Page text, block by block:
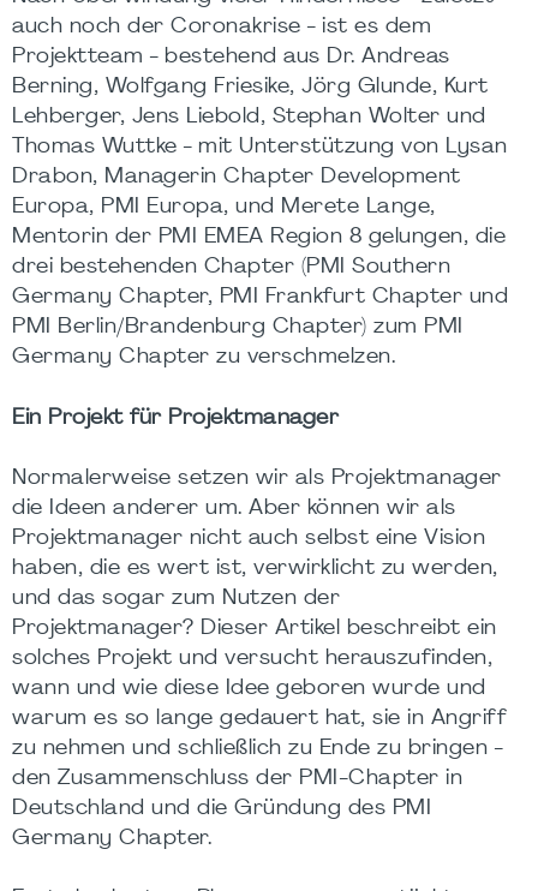
auch noch der Coronakrise - ist es dem
Projektteam - bestehend aus Dr. Andreas
Berning, Wolfgang Friesike, Jörg Glunde, Kurt
Lehberger, Jens Liebold, Stephan Wolter und
Thomas Wuttke - mit Unterstützung von Lysan
Drabon, Managerin Chapter Development
Europa, PMI Europa, und Merete Lange,
Mentorin der PMI EMEA Region 8 gelungen, die
drei bestehenden Chapter (PMI Southern
Germany Chapter, PMI Frankfurt Chapter und
PMI Berlin/Brandenburg Chapter) zum PMI
Germany Chapter zu verschmelzen.
Ein Projekt für Projektmanager
Normalerweise setzen wir als Projektmanager
die Ideen anderer um. Aber können wir als
Projektmanager nicht auch selbst eine Vision
haben, die es wert ist, verwirklicht zu werden,
und das sogar zum Nutzen der
Projektmanager? Dieser Artikel beschreibt ein
solches Projekt und versucht herauszufinden,
wann und wie diese Idee geboren wurde und
warum es so lange gedauert hat, sie in Angriff
zu nehmen und schließlich zu Ende zu bringen -
den Zusammenschluss der PMI-Chapter in
Deutschland und die Gründung des PMI
Germany Chapter.